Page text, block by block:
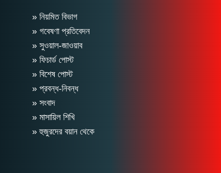
» নিয়মিত বিভাগ
» গবেষণা প্রতিবেদন
» সুওয়াল-জাওয়াব
» ফিচার্ড পোস্ট
» বিশেষ পোস্ট
» প্রবন্ধ-নিবন্ধ
» সংবাদ
» মাসায়িল শিখি
» হুজুরদের বয়ান থেকে